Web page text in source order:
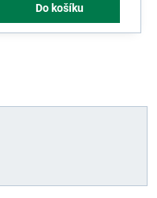
Do košíku